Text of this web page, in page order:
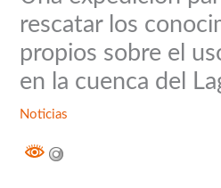
rescatar los
propios sobre el
en la cuenca del
Noticias